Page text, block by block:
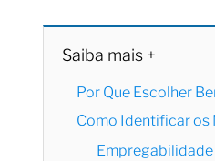
Saiba mais +
Por Que Escolher
Como Identificar os
Empregabilidade